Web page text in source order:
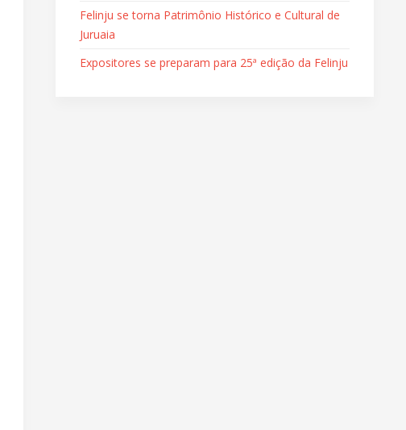
Felinju se torna Patrimônio Histórico e Cultural de
Juruaia
Expositores se preparam para 25ª edição da Felinju